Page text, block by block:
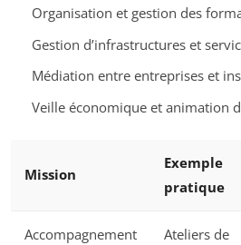
Organisation et gestion des
Gestion d’infrastructures et
Médiation entre entreprises et
Veille économique et animation
Mission
Exemple
pratique
Accompagnement
Ateliers de